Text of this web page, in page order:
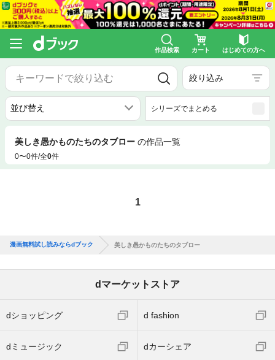
作品検索 カート はじめての方へ
絞り込み
シリーズでまとめる
美しき愚かものたちのタブロー の作品一覧
0〜0件/全0件
1
漫画無料試し読みならdブック 美しき愚かものたちのタブロー
dマーケットストア
dショッピング d fashion
dミュージック dカーシェア